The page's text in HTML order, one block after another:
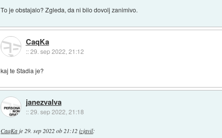
To je obstajalo? Zgleda, da ni bilo dovolj zanimivo.
CaqKa
::29. sep 2022, 21:12
kaj te Stadia je?
janezvalva
::29. sep 2022, 21:18
CaqKa je 29. sep 2022 ob 21:12 izjavil: